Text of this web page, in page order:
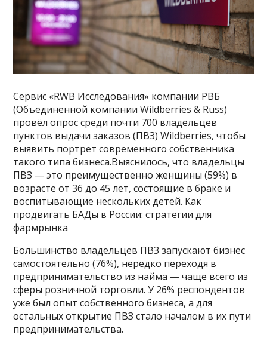
Сервис «RWB Исследования» компании РВБ
(Объединенной компании Wildberries & Russ)
провёл опрос среди почти 700 владельцев
пунктов выдачи заказов (ПВЗ) Wildberries, чтобы
выявить портрет современного собственника
такого типа бизнеса.Выяснилось, что владельцы
ПВЗ — это преимущественно женщины (59%) в
возрасте от 36 до 45 лет, состоящие в браке и
воспитывающие нескольких детей. Как
продвигать БАДы в России: стратегии для
фармрынка
Большинство владельцев ПВЗ запускают бизнес
самостоятельно (76%), нередко переходя в
предпринимательство из найма — чаще всего из
сферы розничной торговли. У 26% респондентов
уже был опыт собственного бизнеса, а для
остальных открытие ПВЗ стало началом в их пути
предпринимательства.